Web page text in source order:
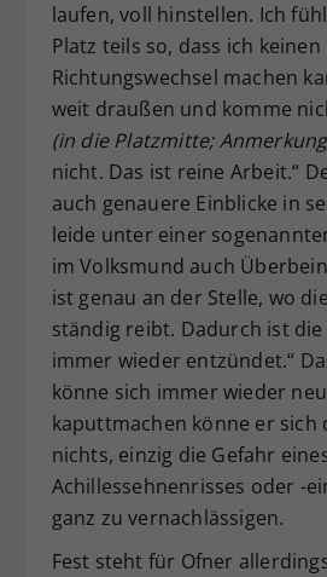
laufen, voll hinstellen. Ich
Platz teils so, dass ich keinen
Richtungswechsel machen
weit draußen und komme
(in die Platzmitte;
nicht. Das ist reine Arbeit.“
auch genauere Einblicke in
leide unter einer
im Volksmund auch
ist genau an der Stelle, wo
ständig reibt. Dadurch ist die
immer wieder entzündet.“
könne sich immer wieder
kaputtmachen könne er sich
nichts, einzig die Gefahr
Achillessehnenrisses oder -
ganz zu vernachlässigen.
Fest steht für Ofner